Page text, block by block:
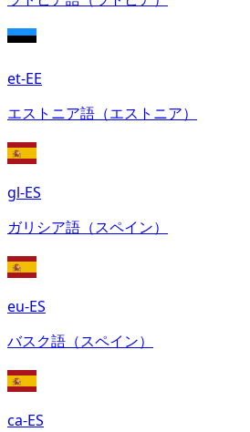
et-EE
エストニア語（エストニア）
gl-ES
ガリシア語（スペイン）
eu-ES
バスク語（スペイン）
ca-ES